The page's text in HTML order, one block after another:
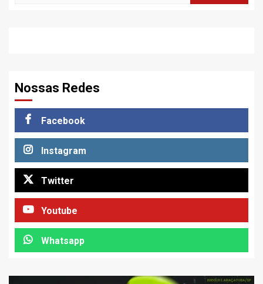
Nossas Redes
Facebook
Instagram
Twitter
Youtube
Whatsapp